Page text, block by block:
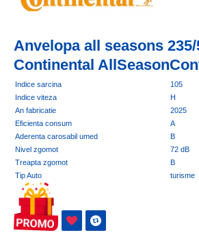
Anvelopa all seasons 235/
Continental
Indice sarcina
105
Indice viteza
H
An fabricatie
2025
Eficienta consum
A
Aderenta carosabil umed
B
Nivel zgomot
72 dB
Treapta zgomot
B
Tip Auto
turisme